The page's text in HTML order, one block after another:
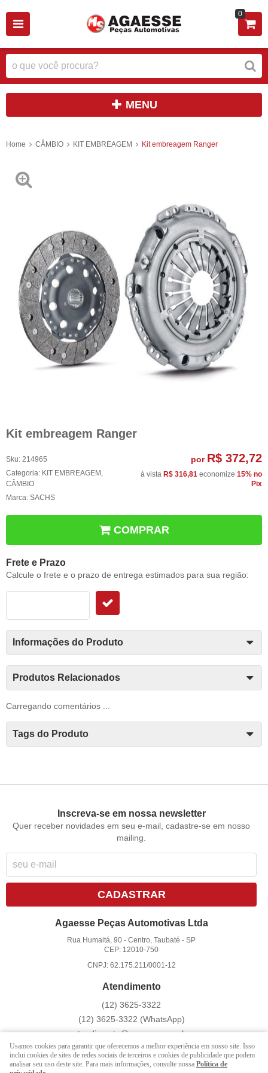
0
MENU
Home CÂMBIO KIT EMBREAGEM Kit embreagem Ranger
Kit embreagem Ranger
Sku: 214965
Categoria: KIT EMBREAGEM ,
CÂMBIO
Marca: SACHS
por R$ 372,72
à vista R$ 316,81 economize 15% no
Pix
COMPRAR
Frete e Prazo
Calcule o frete e o prazo de entrega estimados para sua região:
Informações do Produto
Produtos Relacionados
Carregando comentários ...
Tags do Produto
Inscreva-se em nossa newsletter
Quer receber novidades em seu e-mail, cadastre-se em nosso
mailing.
CADASTRAR
Agaesse Peças Automotivas Ltda
Rua Humaitá, 90 -Centro, Taubaté -SP
CEP: 12010-750
CNPJ: 62.175.211/0001-12
Atendimento
(12) 3625-3322
(12) 3625-3322 (WhatsApp)
atendimento@agaesse.com.br
LOJA VIRTUAL CRIADA POR
Usamos cookies para garantir que oferecemos a melhor experiência em nosso site. Isso
inclui cookies de sites de redes sociais de terceiros e cookies de publicidade que podem
analisar seu uso deste site. Para mais informações, consulte nossa Política de